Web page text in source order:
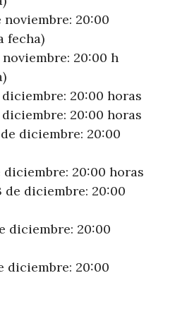
noviembre: 20:00
fecha)
noviembre: 20:00 h
20:00 horas
diciembre: 20:00 horas
diciembre: 20:00
diciembre: 20:00 horas
de diciembre: 20:00
diciembre: 20:00
diciembre: 20:00